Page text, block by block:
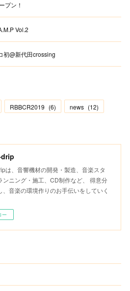
プン！
Vol.2
初@新代田crossing
RBBCR2019 (6) news (12)
は、音響機材の開発・製造、音楽スタ
ンニング・施工、CD制作など、 得意分
、音楽の環境作りのお手伝いをしていく
ー